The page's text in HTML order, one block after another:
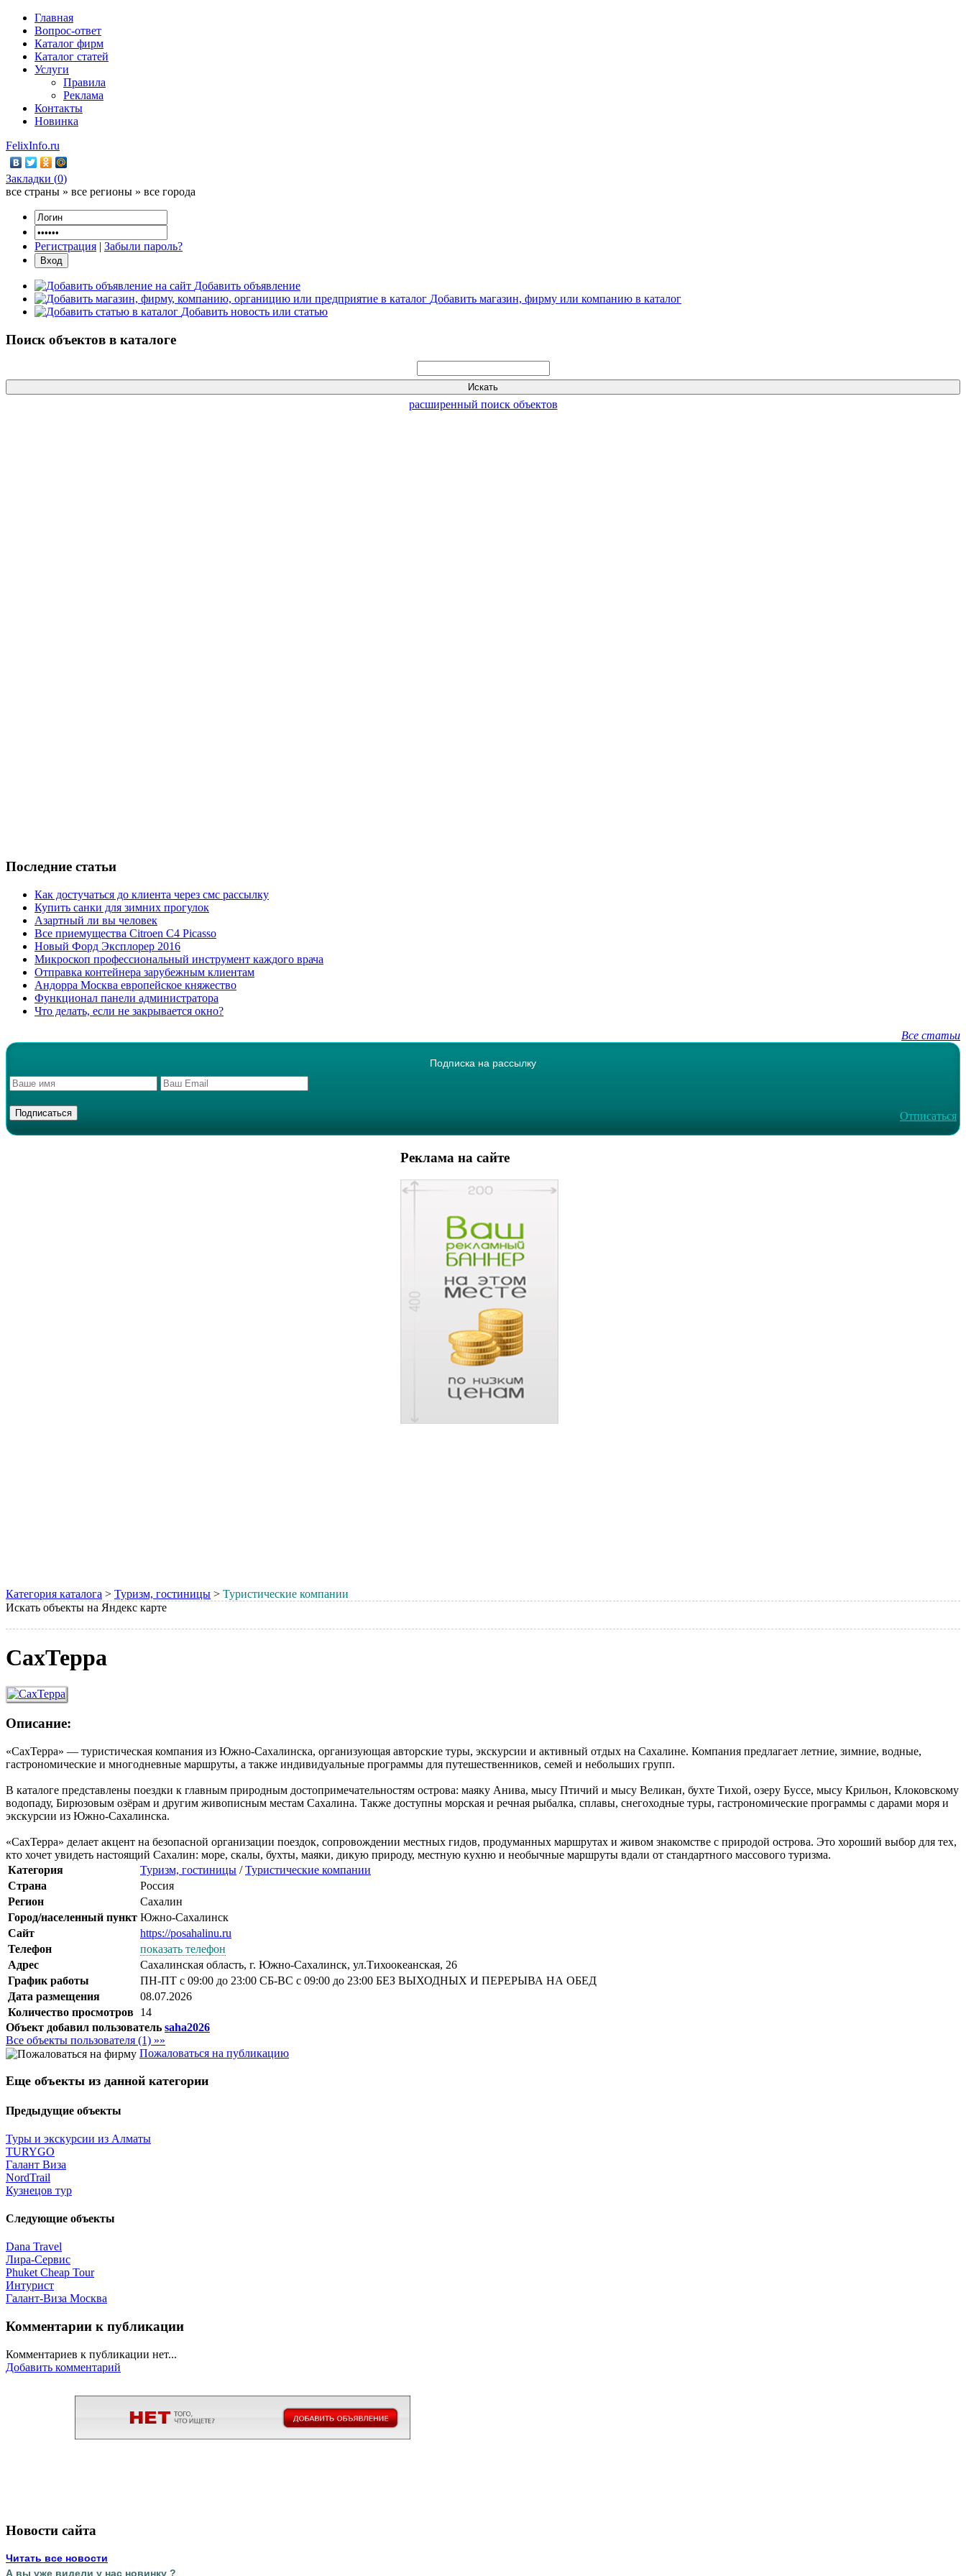
Главная
Вопрос-ответ
Каталог фирм
Каталог статей
Услуги
Правила
Реклама
Контакты
Новинка
FelixInfo.ru
Закладки (0)
все страны » все регионы » все города
Регистрация | Забыли пароль?
Добавить объявление
Добавить магазин, фирму или компанию в каталог
Добавить новость или статью
Поиск объектов в каталоге
расширенный поиск объектов
Последние статьи
Как достучаться до клиента через смс рассылку
Купить санки для зимних прогулок
Азартный ли вы человек
Все приемущества Сitroen C4 Picasso
Новый Форд Эксплорер 2016
Микроскоп профессиональный инструмент каждого врача
Отправка контейнера зарубежным клиентам
Андорра Москва европейское княжество
Функционал панели администратора
Что делать, если не закрывается окно?
Все статьи
Подписка на рассылку
Отписаться
Реклама на сайте
Категория каталога > Туризм, гостиницы > Туристические компании
Искать объекты на Яндекс карте
СахТерра
Описание:
«СахТерра» — туристическая компания из Южно-Сахалинска, организующая авторские туры, экскурсии и активный отдых на Сахалине. Компания предлагает летние, зимние, водные,
гастрономические и многодневные маршруты, а также индивидуальные программы для путешественников, семей и небольших групп.
В каталоге представлены поездки к главным природным достопримечательностям острова: маяку Анива, мысу Птичий и мысу Великан, бухте Тихой, озеру Буссе, мысу Крильон, Клоковскому
водопаду, Бирюзовым озёрам и другим живописным местам Сахалина. Также доступны морская и речная рыбалка, сплавы, снегоходные туры, гастрономические программы с дарами моря и
экскурсии из Южно-Сахалинска.
«СахТерра» делает акцент на безопасной организации поездок, сопровождении местных гидов, продуманных маршрутах и живом знакомстве с природой острова. Это хороший выбор для тех,
кто хочет увидеть настоящий Сахалин: море, скалы, бухты, маяки, дикую природу, местную кухню и необычные маршруты вдали от стандартного массового туризма.
Категория
Туризм, гостиницы /Туристические компании
Страна
Россия
Регион
Сахалин
Город/населенный пункт Южно-Сахалинск
Сайт
https://posahalinu.ru
Телефон
показать телефон
Адрес
Сахалинская область, г. Южно-Сахалинск, ул.Тихоокеанская, 26
График работы
ПН-ПТ с 09:00 до 23:00 СБ-ВС с 09:00 до 23:00 БЕЗ ВЫХОДНЫХ И ПЕРЕРЫВА НА ОБЕД
Дата размещения
08.07.2026
Количество просмотров 14
Объект добавил пользователь saha2026
Все объекты пользователя (1) »»
Пожаловаться на публикацию
Еще объекты из данной категории
Предыдущие объекты
Туры и экскурсии из Алматы
TURYGO
Галант Виза
NordTrail
Кузнецов тур
Следующие объекты
Dana Travel
Лира-Сервис
Phuket Cheap Tour
Интурист
Галант-Виза Москва
Комментарии к публикации
Комментариев к публикации нет...
Добавить комментарий
Новости сайта
Читать все новости
А вы уже видели у нас новинку ?